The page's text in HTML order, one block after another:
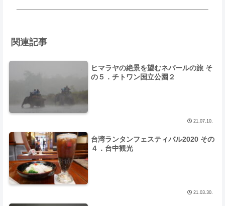
関連記事
ヒマラヤの絶景を望むネパールの旅 そ
の５．チトワン国立公園２
21.07.10.
台湾ランタンフェスティバル2020 その
４．台中観光
21.03.30.